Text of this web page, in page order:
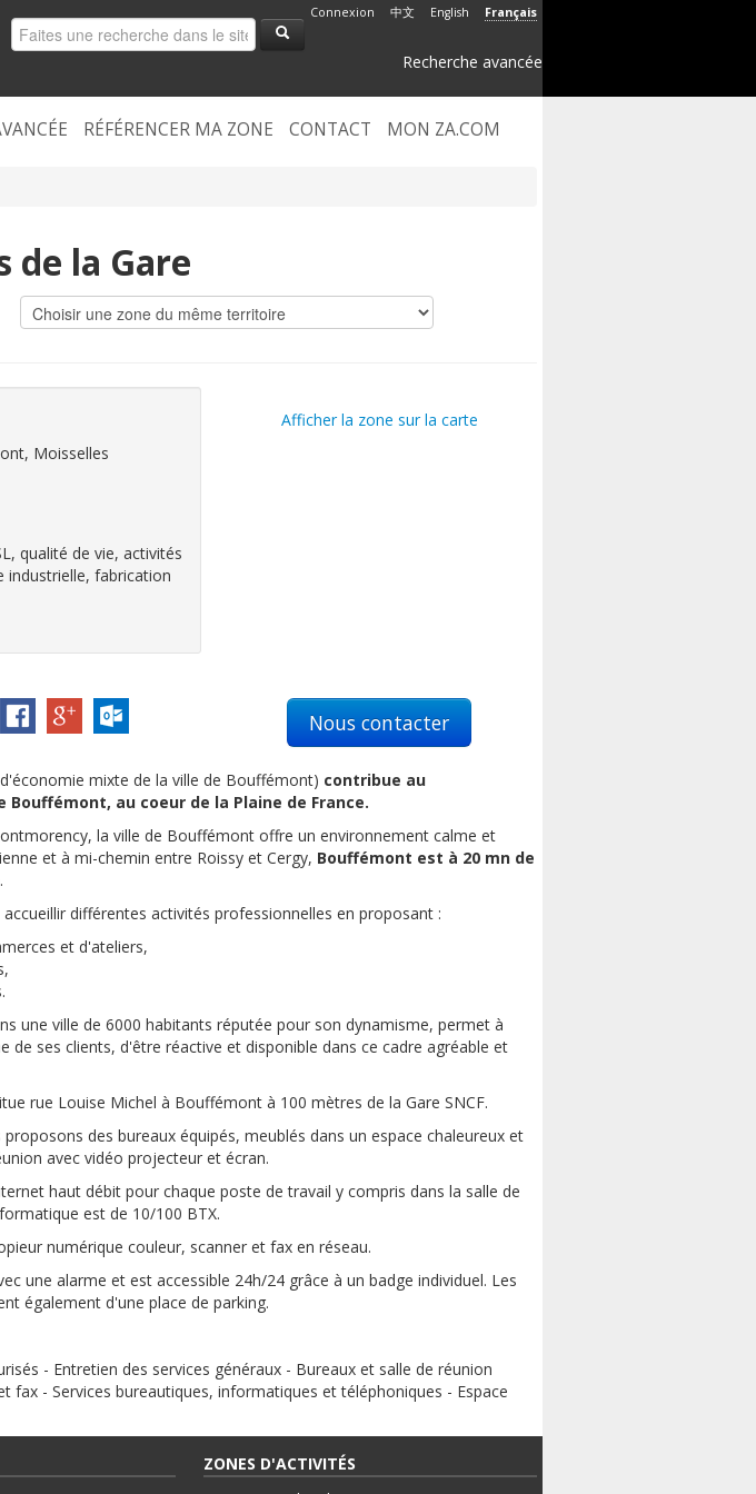
Connexion 中文 English Français
Recherche avancée
RÉFÉRENCER MA ZONE CONTACT MON ZA.COM
de la Gare
Moisselles
qualité de vie, activités
fabrication
Afficher la zone sur la carte
Nous contacter
mixte de la ville de Bouffémont) contribue au
au coeur de la Plaine de France.
la ville de Bouffémont offre un environnement calme et
et à mi-chemin entre Roissy et Cergy, Bouffémont est à 20 mn de
.
différentes activités professionnelles en proposant :
et d'ateliers,
une ville de 6000 habitants réputée pour son dynamisme, permet à
de ses clients, d'être réactive et disponible dans ce cadre agréable et
rue Louise Michel à Bouffémont à 100 mètres de la Gare SNCF.
des bureaux équipés, meublés dans un espace chaleureux et
avec vidéo projecteur et écran.
haut débit pour chaque poste de travail y compris dans la salle de
est de 10/100 BTX.
numérique couleur, scanner et fax en réseau.
une alarme et est accessible 24h/24 grâce à un badge individuel. Les
également d'une place de parking.
- Entretien des services généraux - Bureaux et salle de réunion
fax - Services bureautiques, informatiques et téléphoniques - Espace
ZONES D'ACTIVITÉS